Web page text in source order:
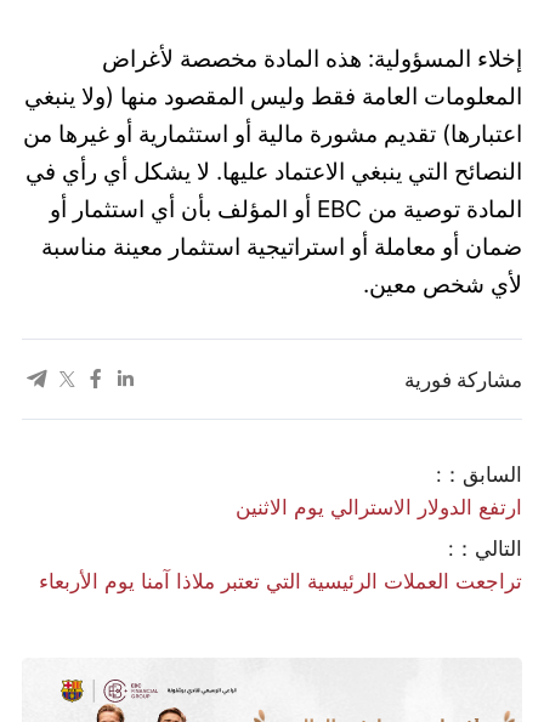
إخلاء المسؤولية: هذه المادة مخصصة لأغراض
المعلومات العامة فقط وليس المقصود منها (ولا ينبغي
اعتبارها) تقديم مشورة مالية أو استثمارية أو غيرها من
النصائح التي ينبغي الاعتماد عليها. لا يشكل أي رأي في
المادة توصية من EBC أو المؤلف بأن أي استثمار أو
ضمان أو معاملة أو استراتيجية استثمار معينة مناسبة
لأي شخص معين.
مشاركة فورية
السابق：:
ارتفع الدولار الاسترالي يوم الاثنين
التالي：:
تراجعت العملات الرئيسية التي تعتبر ملاذا آمنا يوم الأربعاء